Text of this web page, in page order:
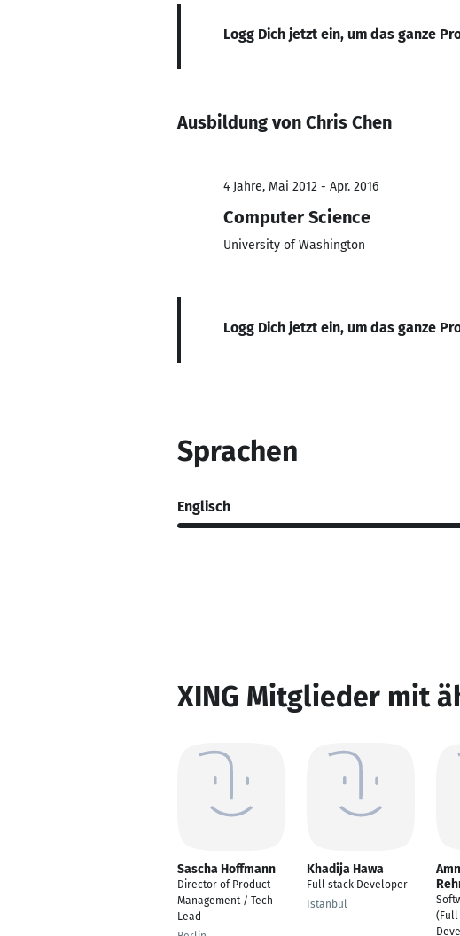
Logg Dich jetzt ein, um das ganze
Ausbildung von Chris Chen
4 Jahre, Mai 2012 - Apr. 2016
Computer Science
University of Washington
Logg Dich jetzt ein, um das ganze
Sprachen
Englisch
XING Mitglieder mit
Sascha Hoffmann
Director of Product
Management / Tech
Lead
Khadija Hawa
Full stack Developer
Istanbul
(Full